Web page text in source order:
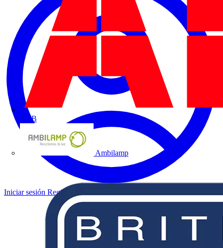
ABB
Ambilamp
Iniciar sesión Registrarse